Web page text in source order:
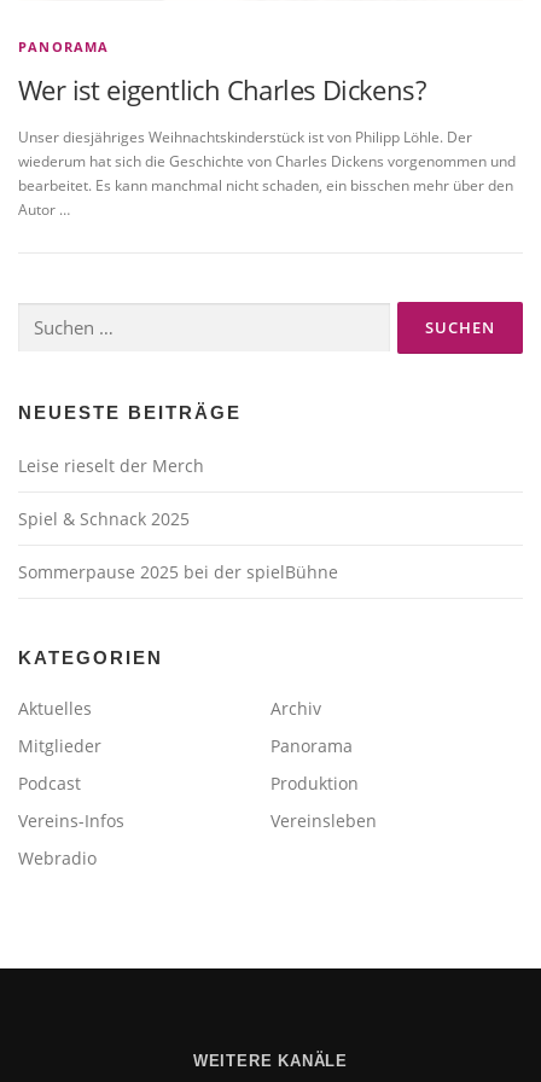
PANORAMA
Wer ist eigentlich Charles Dickens?
Unser diesjähriges Weihnachtskinderstück ist von Philipp Löhle. Der
wiederum hat sich die Geschichte von Charles Dickens vorgenommen und
bearbeitet. Es kann manchmal nicht schaden, ein bisschen mehr über den
Autor …
nach:
NEUESTE BEITRÄGE
Leise rieselt der Merch
Spiel & Schnack 2025
Sommerpause 2025 bei der spielBühne
KATEGORIEN
Aktuelles
Archiv
Mitglieder
Panorama
Podcast
Produktion
Vereins-Infos
Vereinsleben
Webradio
WEITERE KANÄLE